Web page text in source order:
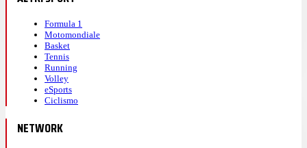
Formula 1
Motomondiale
Basket
Tennis
Running
Volley
eSports
Ciclismo
NETWORK